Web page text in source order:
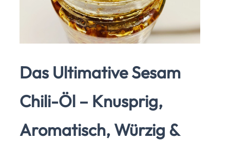
Das Ultimative Sesam
Chili-Öl – Knusprig,
Aromatisch, Würzig &